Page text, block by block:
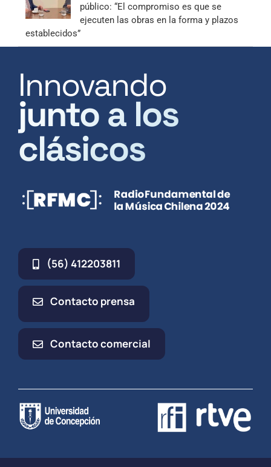
público: “El compromiso es que se
ejecuten las obras en la forma y plazos
establecidos”
Innovando
junto a los
clásicos
(56) 412203811
Contacto prensa
Contacto comercial